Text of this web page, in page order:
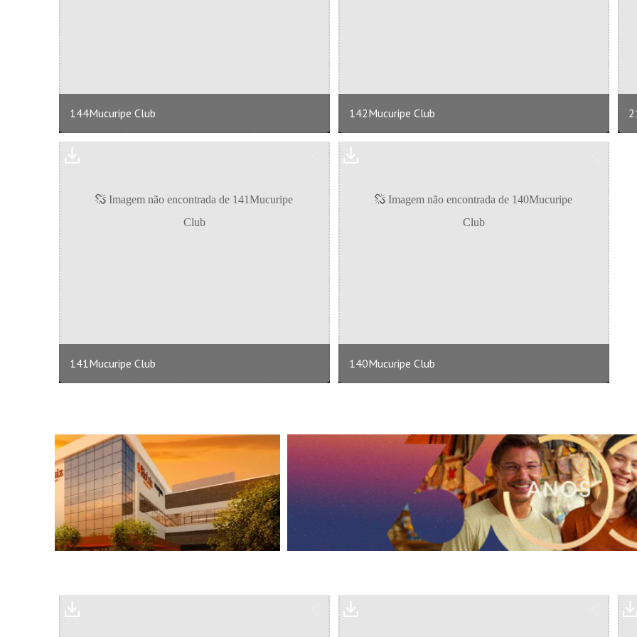
144Mucuripe Club 142Mucuripe Club
141Mucuripe Club 140Mucuripe Club